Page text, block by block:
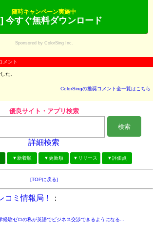
随時キャンペーン実施中
今すぐ無料ダウンロード
Sponsored by ColorSing Inc.
メント
た。
ColorSingの推奨コメント全一覧はこちら
優良サイト・アプリ検索
検索
詳細検索
▼新着順 ▼更新順 ▼リリース ▼評価点
[TOPに戻る]
コミ情報局！ ：
験ゼロの私が英語でビジネス交渉できるようになる...